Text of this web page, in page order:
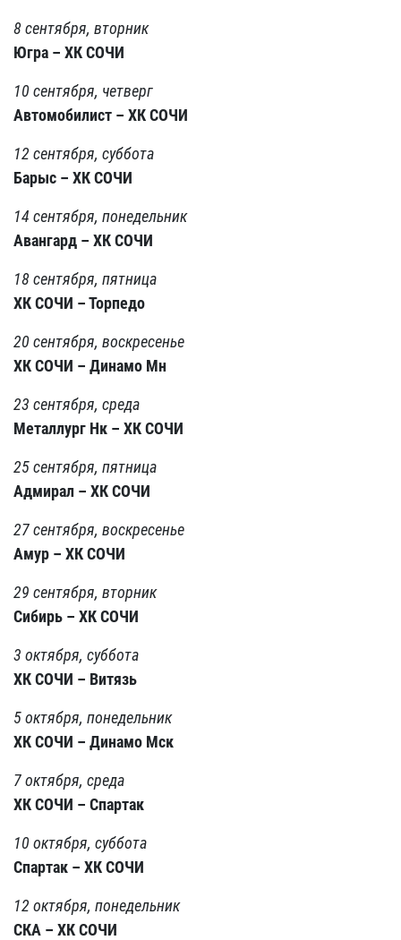
8 сентября, вторник
Югра – ХК СОЧИ
10 сентября, четверг
Автомобилист – ХК СОЧИ
12 сентября, суббота
Барыс – ХК СОЧИ
14 сентября, понедельник
Авангард – ХК СОЧИ
18 сентября, пятница
ХК СОЧИ – Торпедо
20 сентября, воскресенье
ХК СОЧИ – Динамо Мн
23 сентября, среда
Металлург Нк – ХК СОЧИ
25 сентября, пятница
Адмирал – ХК СОЧИ
27 сентября, воскресенье
Амур – ХК СОЧИ
29 сентября, вторник
Сибирь – ХК СОЧИ
3 октября, суббота
ХК СОЧИ – Витязь
5 октября, понедельник
ХК СОЧИ – Динамо Мск
7 октября, среда
ХК СОЧИ – Спартак
10 октября, суббота
Спартак – ХК СОЧИ
12 октября, понедельник
СКА – ХК СОЧИ